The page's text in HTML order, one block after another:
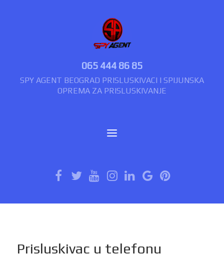
065 444 86 85
SPY AGENT BEOGRAD PRISLUSKIVACI I SPIJUNSKA
OPREMA ZA PRISLUSKIVANJE
Prisluskivac u telefonu